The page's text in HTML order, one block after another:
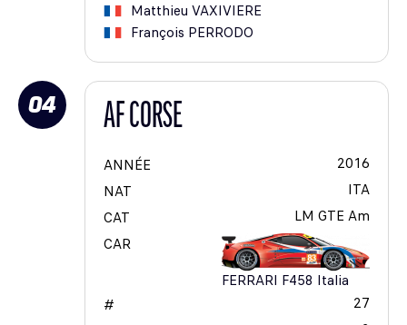
Matthieu VAXIVIERE
François PERRODO
04 AF CORSE
ANNÉE
2016
NAT
ITA
CAT
LM GTE Am
CAR
FERRARI F458 Italia
#
27